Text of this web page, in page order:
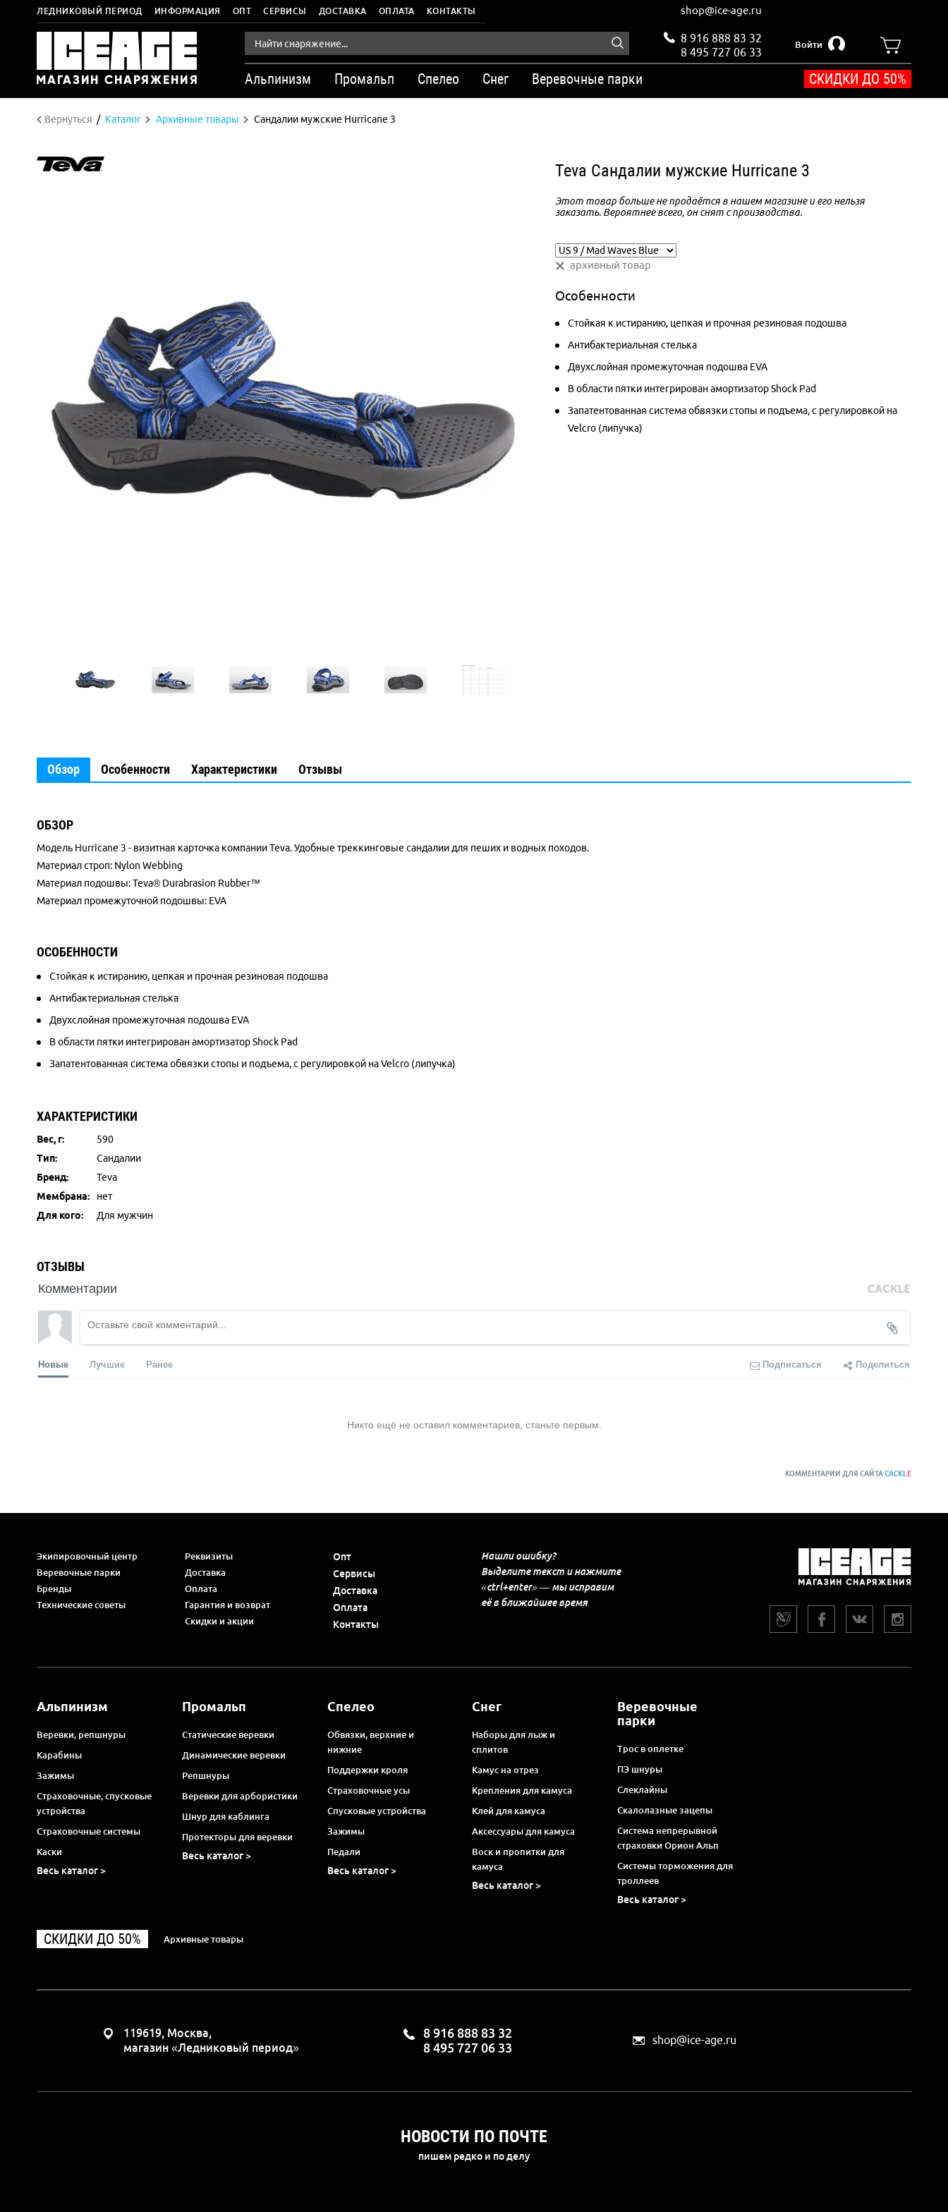
ЛЕДНИКОВЫЙ ПЕРИОД ИНФОРМАЦИЯ ОПТ СЕРВИСЫ ДОСТАВКА ОПЛАТА КОНТАКТЫ shop@ice-age.ru
8 916 888 83 32
8 495 727 06 33
Войти
Альпинизм Промальп Спелео Снег Веревочные парки СКИДКИ ДО 50%
Вернуться Каталог Архивные товары Сандалии мужские Hurricane 3
Teva Сандалии мужские Hurricane 3
Этот товар больше не продаётся в нашем магазине и его нельзя
заказать. Вероятнее всего, он снят с производства.
архивный товар
Особенности
Стойкая к истиранию, цепкая и прочная резиновая подошва
Антибактериальная стелька
Двухслойная промежуточная подошва EVA
В области пятки интегрирован амортизатор Shock Pad
Запатентованная система обвязки стопы и подъема, с регулировкой на
Velcro (липучка)
Обзор Особенности Характеристики Отзывы
ОБЗОР
Модель Hurricane 3 - визитная карточка компании Teva. Удобные треккинговые сандалии для пеших и водных походов.
Материал строп: Nylon Webbing
Материал подошвы: Teva® Durabrasion Rubber™
Материал промежуточной подошвы: EVA
ОСОБЕННОСТИ
Стойкая к истиранию, цепкая и прочная резиновая подошва
Антибактериальная стелька
Двухслойная промежуточная подошва EVA
В области пятки интегрирован амортизатор Shock Pad
Запатентованная система обвязки стопы и подъема, с регулировкой на Velcro (липучка)
ХАРАКТЕРИСТИКИ
Вес, г:
590
Тип:
Сандалии
Бренд:
Teva
Мембрана:
нет
Для кого:
Для мужчин
ОТЗЫВЫ
Комментарии
Новые Лучшие Ранее Подписаться Поделиться
Никто ещё не оставил комментариев, станьте первым.
КОММЕНТАРИИ ДЛЯ САЙТАCACKL E
Экипировочный центр
Веревочные парки
Бренды
Технические советы
Реквизиты
Доставка
Оплата
Гарантия и возврат
Скидки и акции
Опт
Сервисы
Доставка
Оплата
Контакты
Нашли ошибку?
Выделите текст и нажмите
«ctrl+enter» — мы исправим
её в ближайшее время
Альпинизм
Веревки, репшнуры
Карабины
Зажимы
Страховочные, спусковые
устройства
Страховочные системы
Каски
Весь каталог >
Промальп
Статические веревки
Динамические веревки
Репшнуры
Веревки для арбористики
Шнур для каблинга
Протекторы для веревки
Весь каталог >
Спелео
Обвязки, верхние и
нижние
Поддержки кроля
Страховочные усы
Спусковые устройства
Зажимы
Педали
Весь каталог >
Снег
Наборы для лыж и
сплитов
Камус на отрез
Крепления для камуса
Клей для камуса
Аксессуары для камуса
Воск и пропитки для
камуса
Весь каталог >
Веревочные
парки
Трос в оплетке
ПЭ шнуры
Слеклайны
Скалолазные зацепы
Система непрерывной
страховки Орион Альп
Системы торможения для
троллеев
Весь каталог >
СКИДКИ ДО 50% Архивные товары
119619, Москва,
магазин «Ледниковый период»
8 916 888 83 32
8 495 727 06 33
shop@ice-age.ru
НОВОСТИ ПО ПОЧТЕ
пишем редко и по делу